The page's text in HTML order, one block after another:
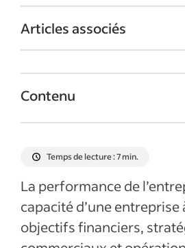
Articles associés
Contenu
l’entreprise ?
6 étapes clés pour piloter
de l’entreprise
Articles récents
Temps de lecture : 7 min.
La performance de
capacité d’une entreprise
objectifs financiers,